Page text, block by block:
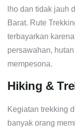
lho dan tidak jauh
Barat. Rute
terbayarkan
persawahan,
mempesona.
Hiking &
Kegiatan trekking
banyak orang